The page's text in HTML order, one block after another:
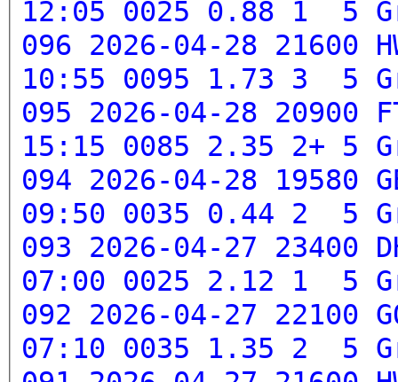
12:05 0025 0.88 1 5
096 2026-04-28 21600
10:55 0095 1.73 3 5
095 2026-04-28 20900
15:15 0085 2.35 2+ 5
094 2026-04-28 19580
09:50 0035 0.44 2 5
093 2026-04-27 23400
07:00 0025 2.12 1 5
092 2026-04-27 22100
07:10 0035 1.35 2 5